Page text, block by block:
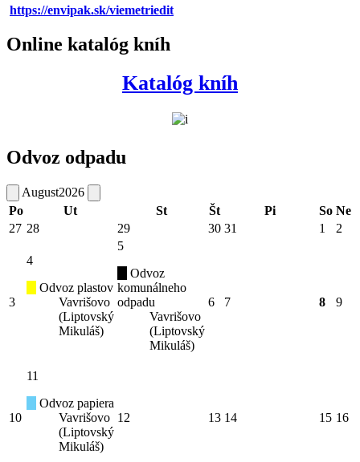
https://envipak.sk/viemetriedit
Online katalóg kníh
Katalóg kníh
Odvoz odpadu
August2026
Po
Ut St Št Pi So Ne
27 28 29 30 31 1 2
3
4
Odvoz plastov
Vavrišovo
(Liptovský
Mikuláš)
5
Odvoz
komunálneho
odpadu
Vavrišovo
(Liptovský
Mikuláš)
6 7 8 9
10
11
Odvoz papiera
Vavrišovo
(Liptovský
Mikuláš)
12 13 14 15 16